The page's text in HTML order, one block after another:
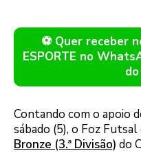
⚽ Quer receber
ESPORTE no
Contando com o apoio
sábado (5), o Foz
Bronze (3.ª Divisão) do